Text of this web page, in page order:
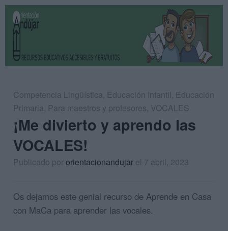
Competencia Lingüística, Educación Infantil, Educación
Primaria, Para maestros y profesores, VOCALES
¡Me divierto y aprendo las
VOCALES!
Publicado pororientacionandujar el 7 abril, 2023
Os dejamos este genial recurso de Aprende en Casa
con MaCa para aprender las vocales.